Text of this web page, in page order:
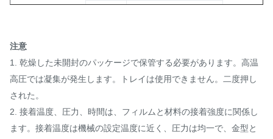
注意
1. 乾燥した未開封のパッケージで保管する必要があります。高温
高圧では凝集が発生します。トレイは使用できません。
二度押し
された。
2. 接着温度、圧力、時間は、フィルムと材料の接着強度に関係し
ます。接着温度は機械の設定温度に近く、圧力は均一で、金型と